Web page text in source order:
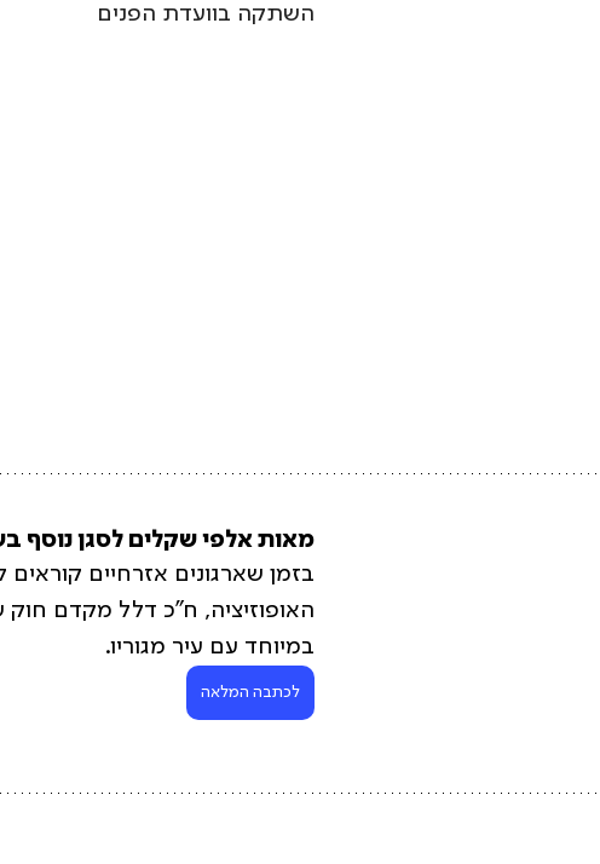
השתקה בוועדת הפנים
מאות אלפי שקלים לסגן נוסף
בזמן שארגונים אזרחיים
האופוזיציה, ח"כ דלל מקדם חוק
במיוחד עם עיר מגוריו.
לכתבה המלאה